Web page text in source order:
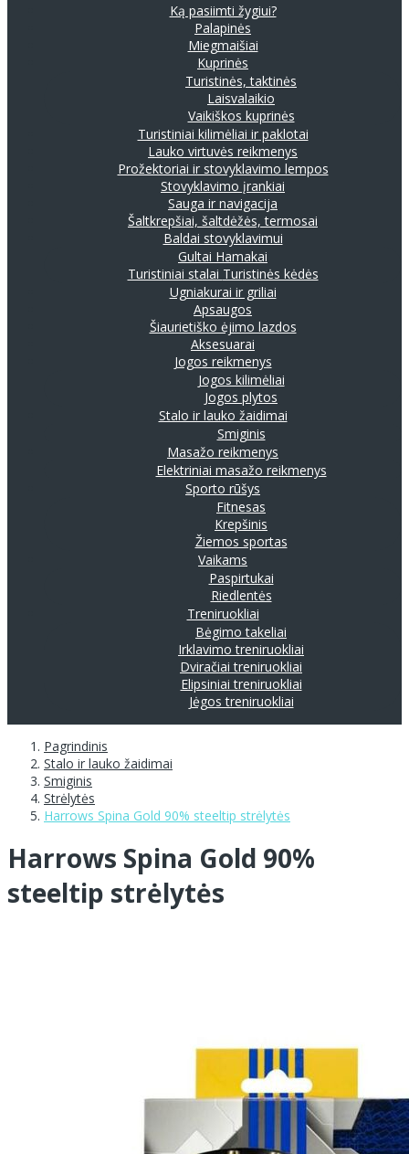
Ką pasiimti žygiui?
Palapinės
Miegmaišiai
Kuprinės
Turistinės, taktinės
Laisvalaikio
Vaikiškos kuprinės
Turistiniai kilimėliai ir paklotai
Lauko virtuvės reikmenys
Prožektoriai ir stovyklavimo lempos
Stovyklavimo įrankiai
Sauga ir navigacija
Šaltkrepšiai, šaltdėžės, termosai
Baldai stovyklavimui
Gultai Hamakai
Turistiniai stalai Turistinės kėdės
Ugniakurai ir griliai
Apsaugos
Šiaurietiško ėjimo lazdos
Aksesuarai
Jogos reikmenys
Jogos kilimėliai
Jogos plytos
Stalo ir lauko žaidimai
Smiginis
Masažo reikmenys
Elektriniai masažo reikmenys
Sporto rūšys
Fitnesas
Krepšinis
Žiemos sportas
Vaikams
Paspirtukai
Riedlentės
Treniruokliai
Bėgimo takeliai
Irklavimo treniruokliai
Dviračiai treniruokliai
Elipsiniai treniruokliai
Jėgos treniruokliai
Pagrindinis
Stalo ir lauko žaidimai
Smiginis
Strėlytės
Harrows Spina Gold 90% steeltip strėlytės
Harrows Spina Gold 90%
steeltip strėlytės